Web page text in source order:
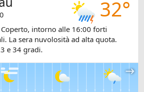
32°
intorno alle 16:00 forti
La sera nuvolosità ad alta quota.
e 34 gradi.